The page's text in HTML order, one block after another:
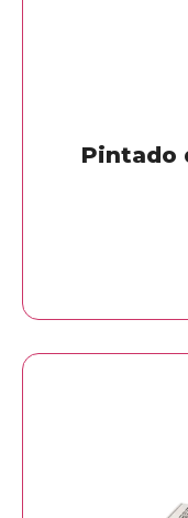
Pintado